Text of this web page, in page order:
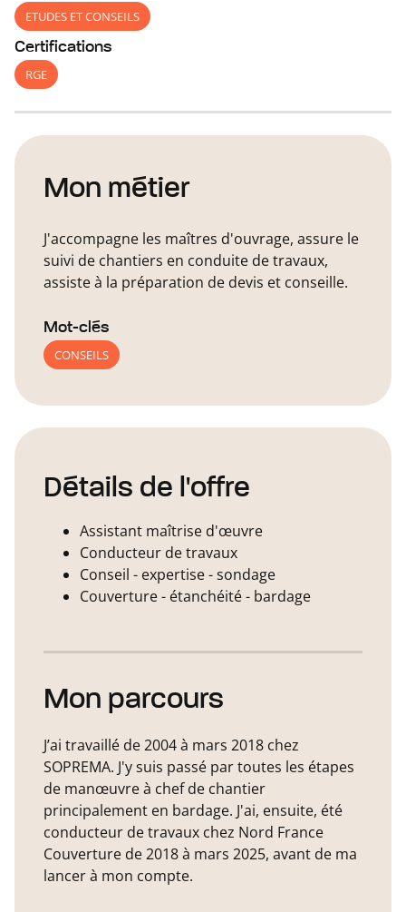
ETUDES ET CONSEILS
Certifications
RGE
Mon métier
J'accompagne les maîtres d'ouvrage, assure le
suivi de chantiers en conduite de travaux,
assiste à la préparation de devis et conseille.
Mot-clés
CONSEILS
Détails de l'offre
Assistant maîtrise d'œuvre
Conducteur de travaux
Conseil - expertise - sondage
Couverture - étanchéité - bardage
Mon parcours
J’ai travaillé de 2004 à mars 2018 chez
SOPREMA. J'y suis passé par toutes les étapes
de manœuvre à chef de chantier
principalement en bardage. J'ai, ensuite, été
conducteur de travaux chez Nord France
Couverture de 2018 à mars 2025, avant de ma
lancer à mon compte.